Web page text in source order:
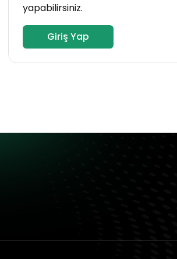
yapabilirsiniz.
Giriş Yap